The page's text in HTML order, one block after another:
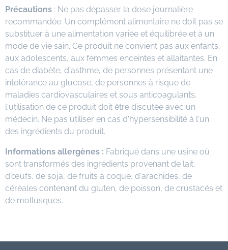
Précautions : Ne pas dépasser la dose journalière
recommandée. Un complément alimentaire ne doit pas se
substituer à une alimentation variée et équilibrée et à un
mode de vie sain. Ce produit ne convient pas aux enfants,
aux adolescents, aux femmes enceintes et allaitantes. En
cas de diabète, d'asthme, de personnes présentant une
intolérance au glucose, de personnes à risque de
maladies cardiovasculaires et sous anticoagulants,
l'utilisation de ce produit doit être discutée avec un
médecin. Ne pas utiliser en cas d'hypersensibilité à l'un
des ingrédients du produit.
Informations allergènes : Fabriqué dans une usine où
sont transformés des ingrédients provenant de lait,
d'œufs, de soja, de fruits à coque, d'arachides, de
céréales contenant du gluten, de poisson, de crustacés et
de mollusques.